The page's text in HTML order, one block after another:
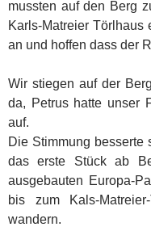
mussten auf den Berg
Karls-Matreier
an und hoffen dass der
Wir stiegen auf der
da, Petrus hatte unser
auf.
Die Stimmung
das erste Stück ab
ausgebauten Europa-
bis zum Kals-
wandern.